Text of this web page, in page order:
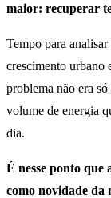
maior: recuperar
Tempo para
crescimento urbano
problema não era
volume de energia
dia.
É nesse ponto que
como novidade da